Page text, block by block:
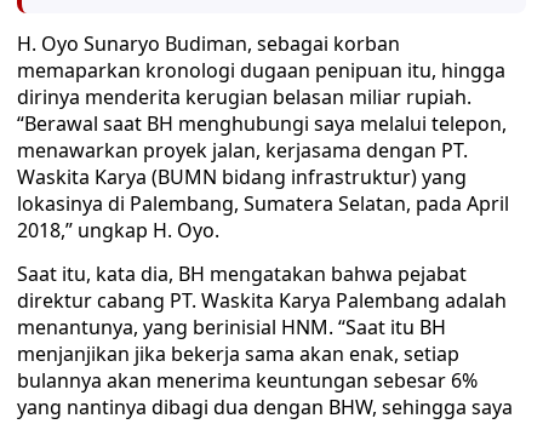
H. Oyo Sunaryo Budiman, sebagai korban
memaparkan kronologi dugaan penipuan itu, hingga
dirinya menderita kerugian belasan miliar rupiah.
“Berawal saat BH menghubungi saya melalui telepon,
menawarkan proyek jalan, kerjasama dengan PT.
Waskita Karya (BUMN bidang infrastruktur) yang
lokasinya di Palembang, Sumatera Selatan, pada April
2018,” ungkap H. Oyo.
Saat itu, kata dia, BH mengatakan bahwa pejabat
direktur cabang PT. Waskita Karya Palembang adalah
menantunya, yang berinisial HNM. “Saat itu BH
menjanjikan jika bekerja sama akan enak, setiap
bulannya akan menerima keuntungan sebesar 6%
yang nantinya dibagi dua dengan BHW, sehingga saya